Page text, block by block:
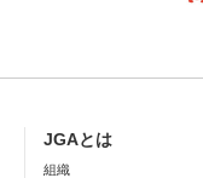
JGAとは
組織